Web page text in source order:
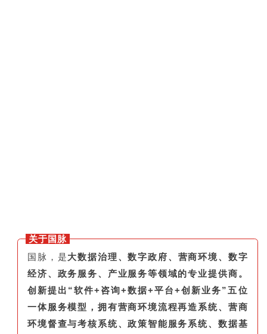
关于国脉
国脉，是大数据治理、数字政府、营商环境、数字
经济、政务服务、产业服务等领域的专业提供商。
创新提出“软件+咨询+数据+平台+创新业务”五位
一体服务模型，拥有营商环境流程再造系统、营商
环境督查与考核系统、政策智能服务系统、数据基